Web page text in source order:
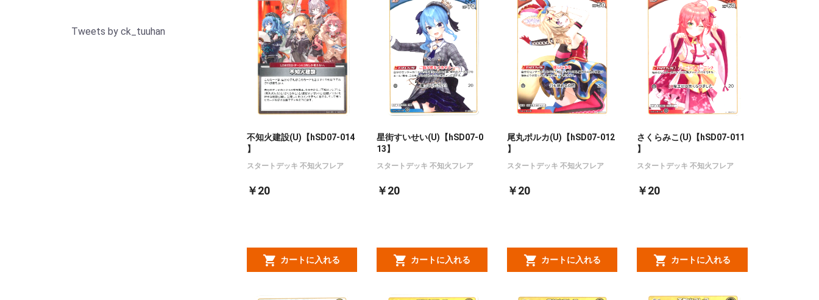
Tweets by ck_tuuhan
不知火建設(U)【hSD07-014
】
スタートデッキ 不知火フレア
￥20
カートに入れる
星街すいせい(U)【hSD07-0
13】
スタートデッキ 不知火フレア
￥20
カートに入れる
尾丸ポルカ(U)【hSD07-012
】
スタートデッキ 不知火フレア
￥20
カートに入れる
さくらみこ(U)【hSD07-011
】
スタートデッキ 不知火フレア
￥20
カートに入れる